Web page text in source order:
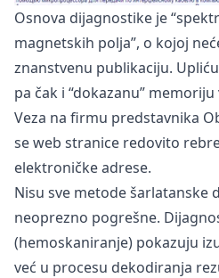
Osnova dijagnostike je
magnetskih polja”, o kojoj
znanstvenu publikaciju.
pa čak i “dokazanu”
Veza na firmu predstavnika
se web stranice redovito
elektroničke adrese.
Nisu sve metode šarlatanske
neoprezno pogrešne.
(hemoskaniranje) pokazuju
već u procesu dekodiranja